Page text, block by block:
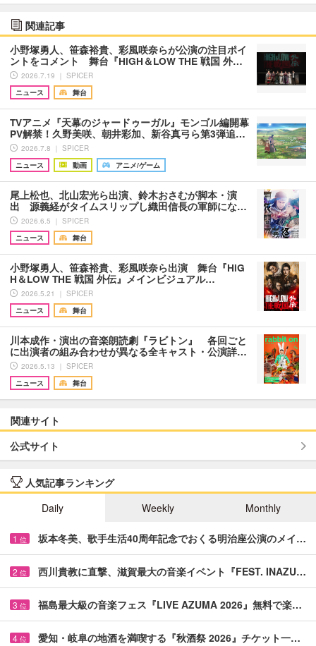
関連記事
小野塚勇人、笹森裕貴、彩風咲奈らが公演の注目ポイ
ントをコメント 舞台『HiGH＆LOW THE 戦国 外…
2026.7.19 ｜ SPICER
ニュース
舞台
TVアニメ『天幕のジャードゥーガル』モンゴル編開幕
PV解禁！久野美咲、朝井彩加、新谷真弓ら第3弾追…
2026.7.8 ｜ SPICER
ニュース
動画 アニメ/ゲーム
尾上松也、北山宏光ら出演、鈴木おさむが脚本・演
出 源義経がタイムスリップし織田信長の軍師にな…
2026.6.5 ｜ SPICER
ニュース
舞台
小野塚勇人、笹森裕貴、彩風咲奈ら出演 舞台『HiG
H＆LOW THE 戦国 外伝』メインビジュアル…
2026.5.21 ｜ SPICER
ニュース
舞台
川本成作・演出の音楽朗読劇『ラビトン』 各回ごと
に出演者の組み合わせが異なる全キャスト・公演詳…
2026.5.13 ｜ SPICER
ニュース
舞台
関連サイト
公式サイト
人気記事ランキング
Daily
Weekly Monthly
1 位 坂本冬美、歌手生活40周年記念でおくる明治座公演のメイ…
2 位 西川貴教に直撃、滋賀最大の音楽イベント『FEST. INAZU…
3 位 福島最大級の音楽フェス『LIVE AZUMA 2026』無料で楽…
4 位 愛知・岐阜の地酒を満喫する『秋酒祭 2026』チケット一…